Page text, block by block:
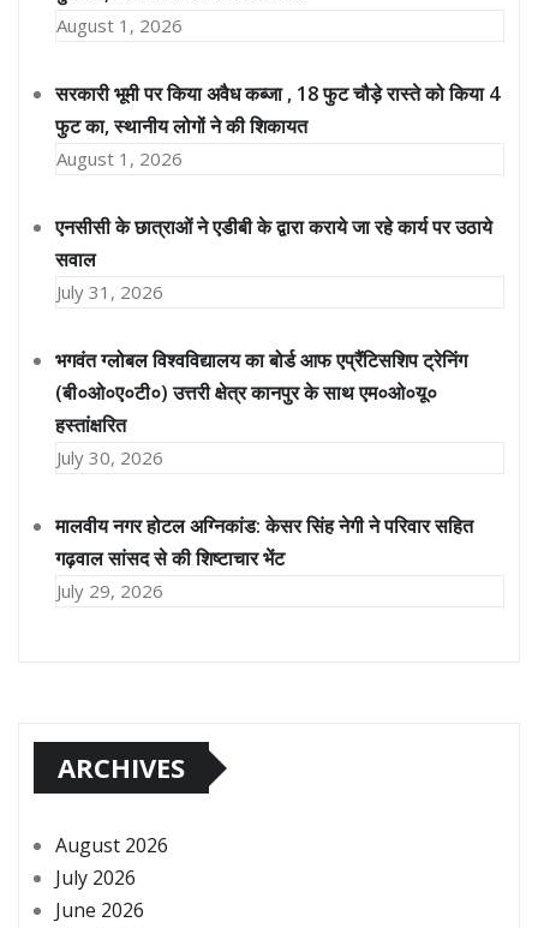
August 1, 2026
सरकारी भूमी पर किया अवैध कब्जा , 18 फुट चौड़े रास्ते को किया 4
फुट का, स्थानीय लोगों ने की शिकायत
August 1, 2026
एनसीसी के छात्राओं ने एडीबी के द्वारा कराये जा रहे कार्य पर उठाये
सवाल
July 31, 2026
भगवंत ग्लोबल विश्वविद्यालय का बोर्ड आफ एप्रैंटिसशिप ट्रेनिंग
(बी०ओ०ए०टी०) उत्तरी क्षेत्र कानपुर के साथ एम०ओ०यू०
हस्तांक्षरित
July 30, 2026
मालवीय नगर होटल अग्निकांड: केसर सिंह नेगी ने परिवार सहित
गढ़वाल सांसद से की शिष्टाचार भेंट
July 29, 2026
ARCHIVES
August 2026
July 2026
June 2026